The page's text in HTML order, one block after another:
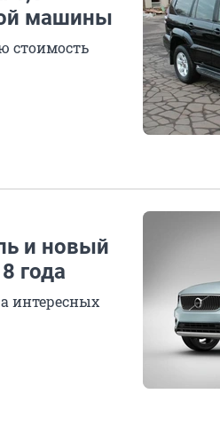
машины
стоимость
и новый
года
интересных